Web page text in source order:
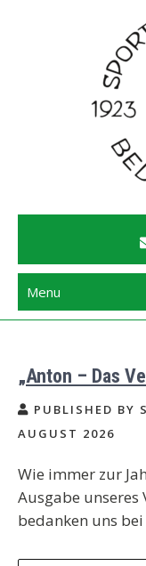
SV 1923/27
Menu
„Anton – Das
PUBLISHED BY
AUGUST 2026
Wie immer zur
Ausgabe unseres
bedanken uns